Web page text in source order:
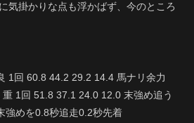
気掛かりな点も浮かばず、今のところ
1回 60.8 44.2 29.2 14.4 馬ナリ余力
1回 51.8 37.1 24.0 12.0 末強め追う
強めを0.8秒追走0.2秒先着